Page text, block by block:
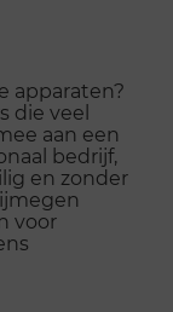
apparaten?
die veel
aan een
bedrijf,
en zonder
voor